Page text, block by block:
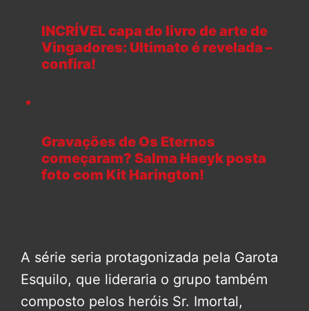
INCRÍVEL capa do livro de arte de
Vingadores: Ultimato é revelada –
confira!
Gravações de Os Eternos
começaram? Salma Haeyk posta
foto com Kit Harington!
A série seria protagonizada pela Garota
Esquilo, que lideraria o grupo também
composto pelos heróis Sr. Imortal,